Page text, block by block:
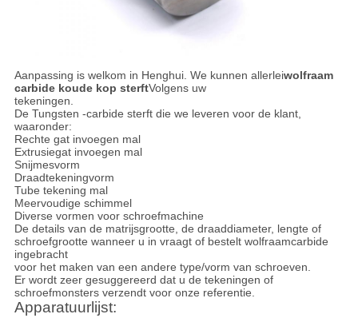
Aanpassing is welkom in Henghui. We kunnen allerleiwolfraam
carbide koude kop sterftVolgens uw
tekeningen.
De Tungsten -carbide sterft die we leveren voor de klant,
waaronder:
Rechte gat invoegen mal
Extrusiegat invoegen mal
Snijmesvorm
Draadtekeningvorm
Tube tekening mal
Meervoudige schimmel
Diverse vormen voor schroefmachine
De details van de matrijsgrootte, de draaddiameter, lengte of
schroefgrootte wanneer u in vraagt of bestelt wolfraamcarbide
ingebracht
voor het maken van een andere type/vorm van schroeven.
Er wordt zeer gesuggereerd dat u de tekeningen of
schroefmonsters verzendt voor onze referentie.
Apparatuurlijst: